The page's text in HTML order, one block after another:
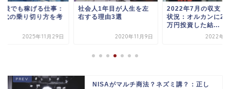
後でも稼げる仕事：
代の乗り切り方を考
2025年11月29日
社会人1年目が人生を左
右する理由3選
2020年11月9日
2022年7月の収支・
状況：オルカンに
万円投資した結...
2022年8
NISAがマルチ商法？ネズミ講？：正し